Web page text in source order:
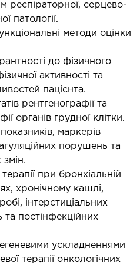
апарату
пункт)
респіраторної, серцево-
патології.
методи оцінки
до фізичного
активності та
пацієнта.
рентгенографії та
органів грудної клітки.
маркерів
порушень та
змін.
терапії при бронхіальній
хронічному кашлі,
інтерстиціальних
постінфекційних
ускладненнями
терапії онкологічних